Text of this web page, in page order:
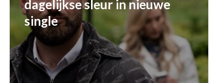
dagelijkse sleur in nieuwe
single